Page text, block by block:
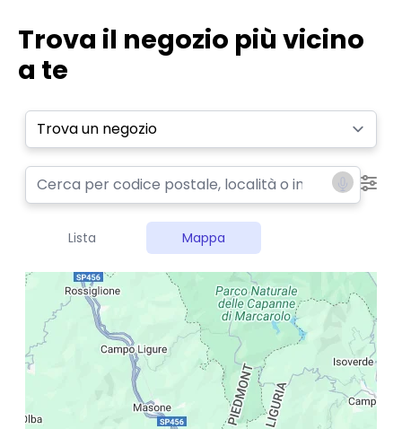
Trova il negozio più vicino
a te
Select a tab
Lista Mappa